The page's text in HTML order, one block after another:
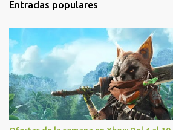
Entradas populares